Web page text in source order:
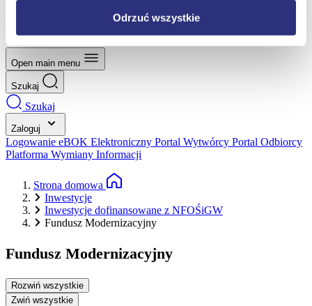
Odrzuć wszystkie
Krajowy System e-Faktur (KSeF)
Open main menu
Szukaj
Szukaj
Zaloguj
Logowanie eBOK Elektroniczny Portal Wytwórcy Portal Odbiorcy
Platforma Wymiany Informacji
Strona domowa
Inwestycje
Inwestycje dofinansowane z NFOŚiGW
Fundusz Modernizacyjny
Fundusz Modernizacyjny
Rozwiń wszystkie
Zwiń wszystkie